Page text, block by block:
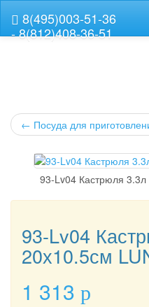
8(495)003-51-36
- 8(812)408-36-51
← Посуда для
93-Lv04 Кастрюля 3.3л
93-Lv04
20х10.5см
1 313 p